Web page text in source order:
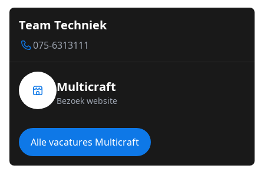
Team Techniek
075-6313111
Multicraft
Bezoek website
Alle vacatures Multicraft